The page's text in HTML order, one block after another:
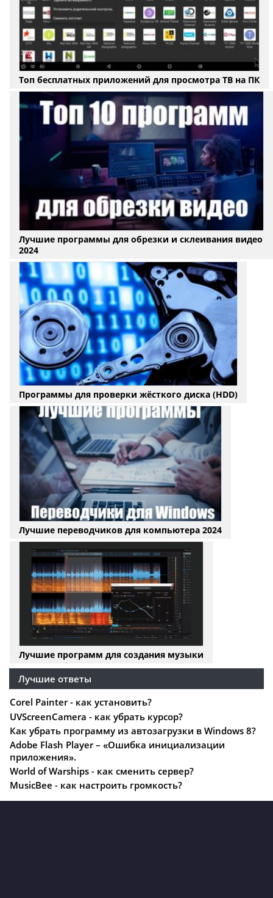
Топ бесплатных приложений для просмотра ТВ на ПК
Лучшие программы для обрезки и склеивания видео
2024
Программы для проверки жёсткого диска (HDD)
Лучшие переводчиков для компьютера 2024
Лучшие программ для создания музыки
Лучшие ответы
Corel Painter - как установить?
UVScreenCamera - как убрать курсор?
Как убрать программу из автозагрузки в Windows 8?
Adobe Flash Player – «Ошибка инициализации
приложения».
World of Warships - как сменить сервер?
MusicBee - как настроить громкость?